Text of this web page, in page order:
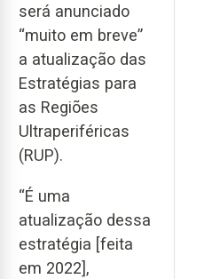
será anunciado
“muito em breve”
a atualização das
Estratégias para
as Regiões
Ultraperiféricas
(RUP).
“É uma
atualização dessa
estratégia [feita
em 2022],